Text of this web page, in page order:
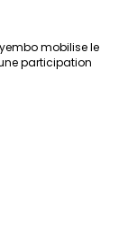
mobilise le
participation